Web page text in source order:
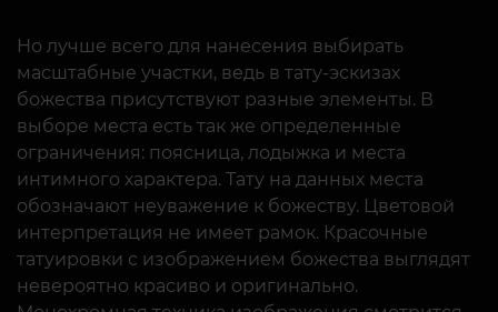
Но лучше всего для нанесения выбирать
масштабные участки, ведь в тату-эскизах
божества присутствуют разные элементы. В
выборе места есть так же определенные
ограничения: поясница, лодыжка и места
интимного характера. Тату на данных места
обозначают неуважение к божеству. Цветовой
интерпретация не имеет рамок. Красочные
татуировки с изображением божества выглядят
невероятно красиво и оригинально.